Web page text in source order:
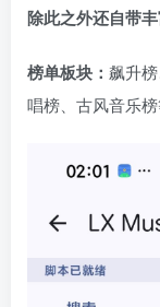
除此之外还自带
榜单板块： 飙升
唱榜、古风音乐